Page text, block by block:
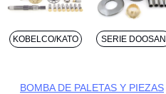
KOBELCO/KATO SERIE DOOSAN
BOMBA DE PALETAS Y PIEZAS